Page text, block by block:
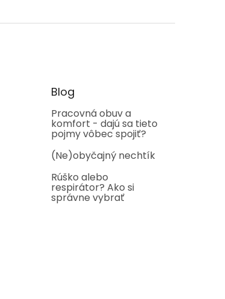
Blog
Pracovná obuv a
komfort - dajú sa tieto
pojmy vôbec spojiť?
(Ne)obyčajný nechtík
Rúško alebo
respirátor? Ako si
správne vybrať